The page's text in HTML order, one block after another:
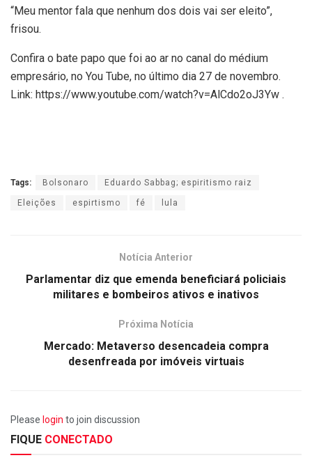
“Meu mentor fala que nenhum dos dois vai ser eleito”,
frisou.
Confira o bate papo que foi ao ar no canal do médium
empresário, no You Tube, no último dia 27 de novembro.
Link: https://www.youtube.com/watch?v=AlCdo2oJ3Yw .
Tags: Bolsonaro Eduardo Sabbag; espiritismo raiz
Eleições espirtismo fé lula
Notícia Anterior
Parlamentar diz que emenda beneficiará policiais
militares e bombeiros ativos e inativos
Próxima Notícia
Mercado: Metaverso desencadeia compra
desenfreada por imóveis virtuais
Please login to join discussion
FIQUE CONECTADO